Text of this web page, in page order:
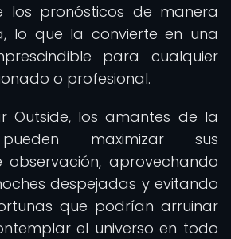
los pronósticos de manera
lo que la convierte en una
para cualquier
o profesional.
Outside, los amantes de la
maximizar sus
observación, aprovechando
despejadas y evitando
que podrían arruinar
el universo en todo